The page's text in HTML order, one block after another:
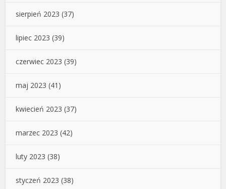
sierpień 2023 (37)
lipiec 2023 (39)
czerwiec 2023 (39)
maj 2023 (41)
kwiecień 2023 (37)
marzec 2023 (42)
luty 2023 (38)
styczeń 2023 (38)